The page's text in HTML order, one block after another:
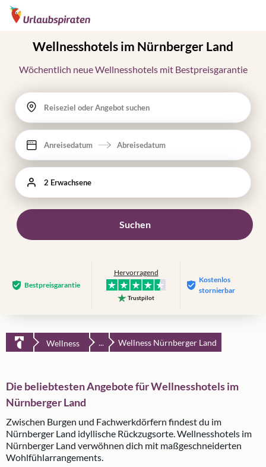
Wellnesshotels im Nürnberger Land
Wöchentlich neue Wellnesshotels mit Bestpreisgarantie
Reiseziel oder Angebot suchen
Anreisedatum Abreisedatum
2 Erwachsene
Suchen
Bestpreis­garantie
Hervorragend
Trustpilot
Kostenlos
stornierbar
Wellness ... Wellness Nürnberger Land
Die beliebtesten Angebote für Wellnesshotels im
Nürnberger Land
Zwischen Burgen und Fachwerkdörfern findest du im
Nürnberger Land idyllische Rückzugsorte. Wellnesshotels im
Nürnberger Land verwöhnen dich mit maßgeschneiderten
Wohlfühlarrangements.